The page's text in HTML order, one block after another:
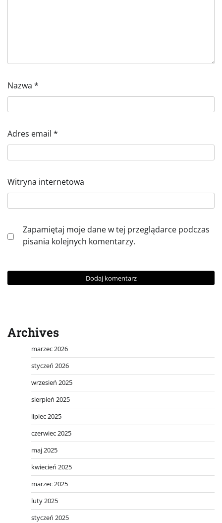
Nazwa *
Adres email *
Witryna internetowa
Zapamiętaj moje dane w tej przeglądarce podczas
pisania kolejnych komentarzy.
Archives
marzec 2026
styczeń 2026
wrzesień 2025
sierpień 2025
lipiec 2025
czerwiec 2025
maj 2025
kwiecień 2025
marzec 2025
luty 2025
styczeń 2025